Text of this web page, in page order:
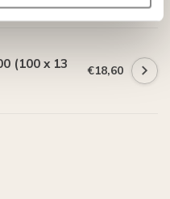
(100 x 13 €18,60